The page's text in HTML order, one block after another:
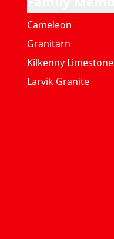
Cameleon
Granitarn
Kilkenny Limestone
Larvik Granite